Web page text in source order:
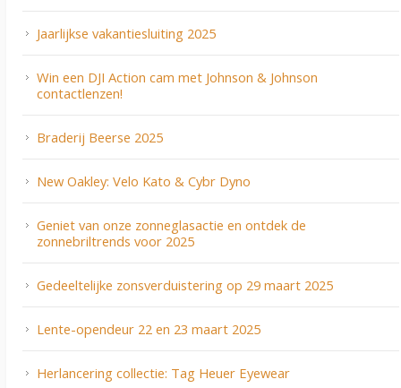
Jaarlijkse vakantiesluiting 2025
Win een DJI Action cam met Johnson & Johnson
contactlenzen!
Braderij Beerse 2025
New Oakley: Velo Kato & Cybr Dyno
Geniet van onze zonneglasactie en ontdek de
zonnebriltrends voor 2025
Gedeeltelijke zonsverduistering op 29 maart 2025
Lente-opendeur 22 en 23 maart 2025
Herlancering collectie: Tag Heuer Eyewear